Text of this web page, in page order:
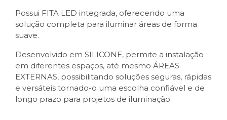
Possui FITA LED integrada, oferecendo uma
solução completa para iluminar áreas de forma
suave.
Desenvolvido em SILICONE, permite a instalação
em diferentes espaços, até mesmo ÁREAS
EXTERNAS, possibilitando soluções seguras, rápidas
e versáteis tornado-o uma escolha confiável e de
longo prazo para projetos de iluminação.